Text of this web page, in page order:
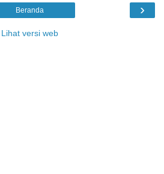
›
Beranda
Lihat versi web